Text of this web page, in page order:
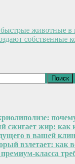
животные в
собственные
сжигает жир: как
в вашей
взлетает:
премиум-класса